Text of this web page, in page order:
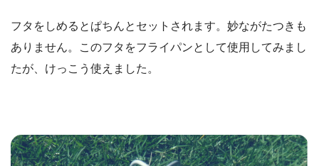
フタをしめるとぱちんとセットされます。妙ながたつきも
ありません。このフタをフライパンとして使用してみまし
たが、けっこう使えました。